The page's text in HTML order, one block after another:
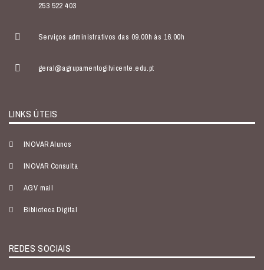
253 522 403
Serviços administrativos das 09.00h às 16.00h
geral@agrupamentogilvicente.edu.pt
LINKS ÚTEIS
INOVAR Alunos
INOVAR Consulta
AGV mail
Biblioteca Digital
REDES SOCIAIS